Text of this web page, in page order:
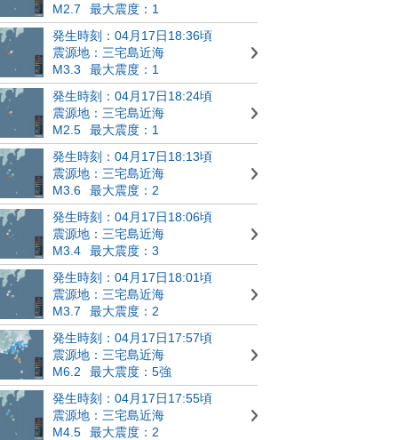
M2.7
最大震度：1
発生時刻：04月17日18:36頃
震源地：三宅島近海
M3.3
最大震度：1
発生時刻：04月17日18:24頃
震源地：三宅島近海
M2.5
最大震度：1
発生時刻：04月17日18:13頃
震源地：三宅島近海
M3.6
最大震度：2
発生時刻：04月17日18:06頃
震源地：三宅島近海
M3.4
最大震度：3
発生時刻：04月17日18:01頃
震源地：三宅島近海
M3.7
最大震度：2
発生時刻：04月17日17:57頃
震源地：三宅島近海
M6.2
最大震度：5強
発生時刻：04月17日17:55頃
震源地：三宅島近海
M4.5
最大震度：2